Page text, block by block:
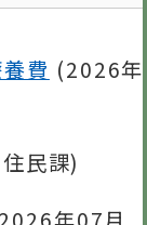
費 (2026年
住民課)